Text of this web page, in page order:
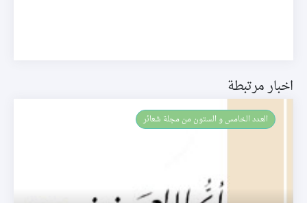
اخبار مرتبطة
العـدد الخامس و الستون من مجلة شعائر